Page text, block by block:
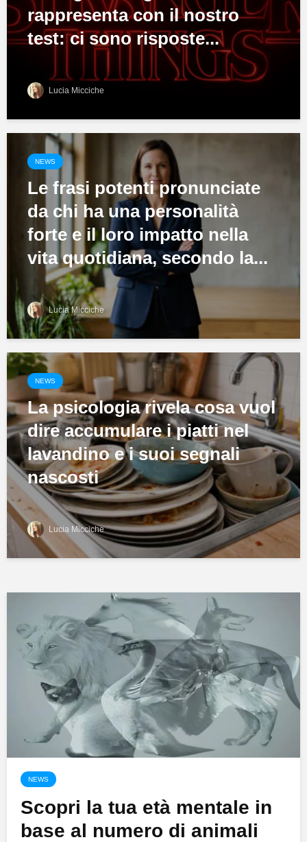
rappresenta con il nostro
test: ci sono risposte...
Lucia Micciche
NEWS
Le frasi potenti pronunciate
da chi ha una personalità
forte e il loro impatto nella
vita quotidiana, secondo la...
Lucia Micciche
NEWS
La psicologia rivela cosa vuol
dire accumulare i piatti nel
lavandino e i suoi segnali
nascosti
Lucia Micciche
NEWS
Scopri la tua età mentale in
base al numero di animali